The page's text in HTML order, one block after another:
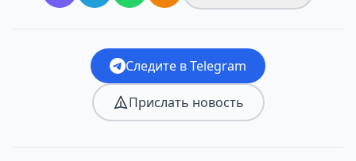
Следите в Telegram
Прислать новость